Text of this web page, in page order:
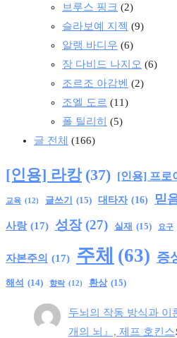
브루스 핑크 (2)
슬라보예 지젝 (9)
알랭 바디우 (6)
장 다비드 나지오 (6)
조르조 아감벤 (2)
조엘 도르 (11)
폴 틸리히 (5)
글 전체 (166)
[인용] 라캉 (37) [인용] 프로
교육 (12) 글쓰기 (15) 대타자 (16) 믿
사랑 (17) 성장 (27) 실재 (15) 요구
자본주의 (17) 주체 (63) 증
해석 (14) 향락 (12) 환상 (15)
두뇌의 작동 방식과 이
개의 뇌』, 제프 호킨스